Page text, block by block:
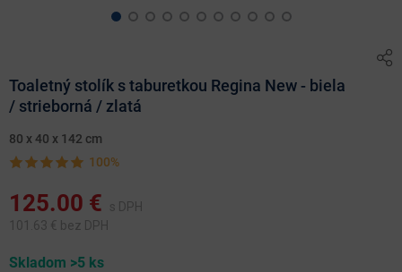
Toaletný stolík s taburetkou Regina New - biela
/ strieborná / zlatá
80 x 40 x 142 cm
100%
125.00 €
s DPH
101.63 € bez DPH
Skladom >5 ks